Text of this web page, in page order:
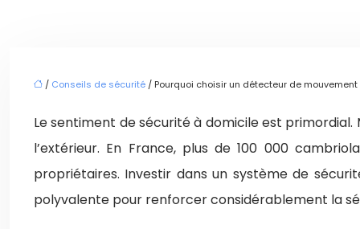
/ Conseils de sécurité / Pourquoi choisir un détecteur de
Le sentiment de sécurité à domicile est
l’extérieur. En France, plus de 100 000
propriétaires. Investir dans un système de
polyvalente pour renforcer considérablement la